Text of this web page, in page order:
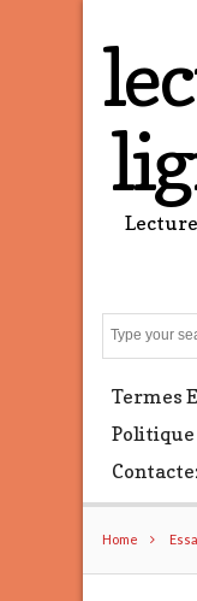
Termes
Home